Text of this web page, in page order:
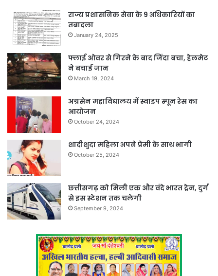
राज्य प्रशासनिक सेवा के 9 अधिकारियों का
तबादला
January 24, 2025
फ्लाई ओवर से गिरने के बाद जिंदा बचा, हेलमेट
ने बचाई जान
March 19, 2024
अग्रसेन महाविद्यालय में स्वाइप स्पून रेस का
आयोजन
October 24, 2024
शादीशुदा महिला अपने प्रेमी के साथ भागी
October 25, 2024
छत्तीसगढ़ को मिली एक और वंदे भारत ट्रेन, दुर्ग
से इस स्टेशन तक चलेगी
September 9, 2024